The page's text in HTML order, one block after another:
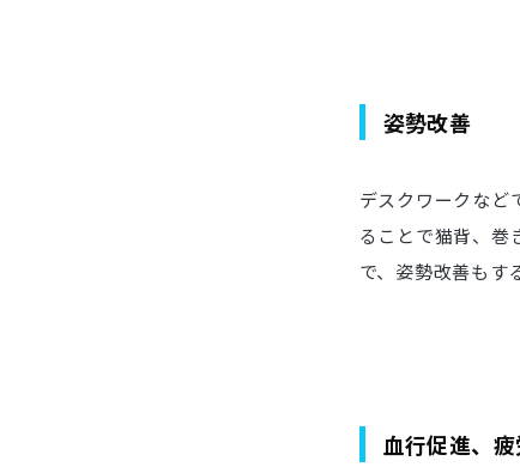
姿勢改善
デスクワークなど
ることで猫背、巻
で、姿勢改善もす
血行促進、